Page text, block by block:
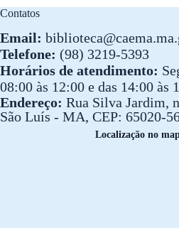
Contatos
Email:
Telefone: (98) 3219-5393
Horários de atendimento:
08:00 às 12:00 e das 14:00 às
Endereço: Rua Silva Jardim,
São Luís - MA, CEP: 65020-
Localização no